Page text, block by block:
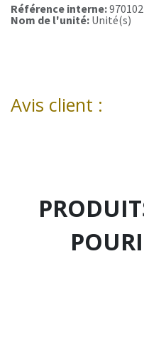
Référence interne:970102
Nom de l'unité: Unité(s)
Avis client :